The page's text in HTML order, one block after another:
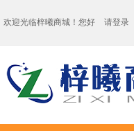
欢迎光临梓曦商城！您好 请登录